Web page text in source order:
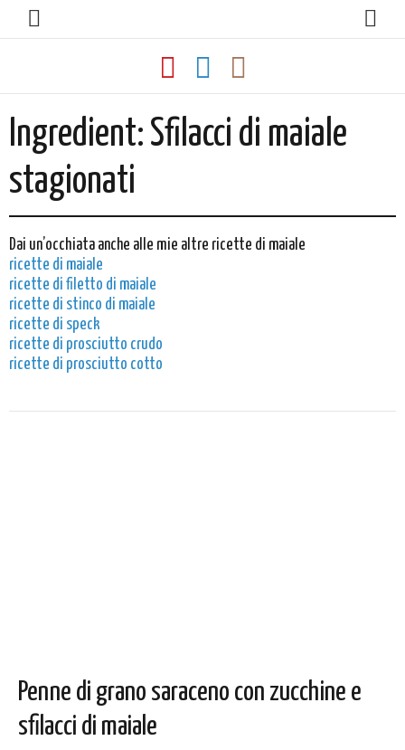
Ingredient: Sfilacci di maiale
stagionati
Dai un’occhiata anche alle mie altre ricette di maiale
ricette di maiale
ricette di filetto di maiale
ricette di stinco di maiale
ricette di speck
ricette di prosciutto crudo
ricette di prosciutto cotto
Penne di grano saraceno con zucchine e
sfilacci di maiale